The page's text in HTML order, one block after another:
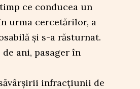
ce conducea un
urma cercetărilor, a
și s-a răsturnat.
ani, pasager în
infracțiunii de